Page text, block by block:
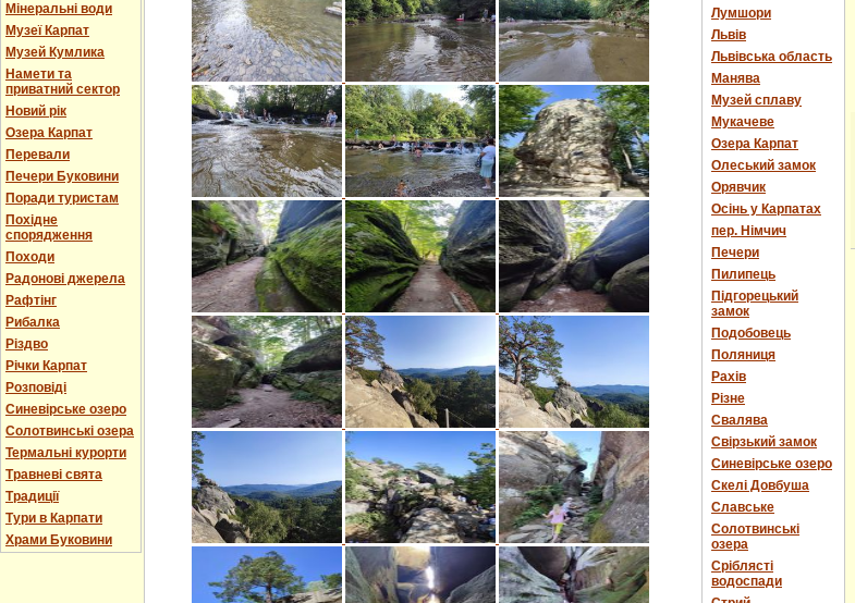
Мінеральні води
Музеї Карпат
Музей Кумлика
Намети та
приватний сектор
Новий рік
Озера Карпат
Перевали
Печери Буковини
Поради туристам
Похідне
спорядження
Походи
Радонові джерела
Рафтінг
Рибалка
Різдво
Річки Карпат
Розповіді
Синевірське озеро
Солотвинські озера
Термальні курорти
Травневі свята
Традиції
Тури в Карпати
Храми Буковини
Лумшори
Львів
Львівська область
Манява
Музей сплаву
Мукачеве
Озера Карпат
Олеський замок
Орявчик
Осінь у Карпатах
пер. Німчич
Печери
Пилипець
Підгорецький
замок
Подобовець
Поляниця
Рахів
Різне
Свалява
Свірзький замок
Синевірське озеро
Скелі Довбуша
Славське
Солотвинські
озера
Сріблясті
водоспади